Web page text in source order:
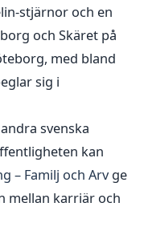
stjärnor och en
och Skäret på
med bland
sig i
svenska
kan
– Familj och Arvge
mellan karriär och